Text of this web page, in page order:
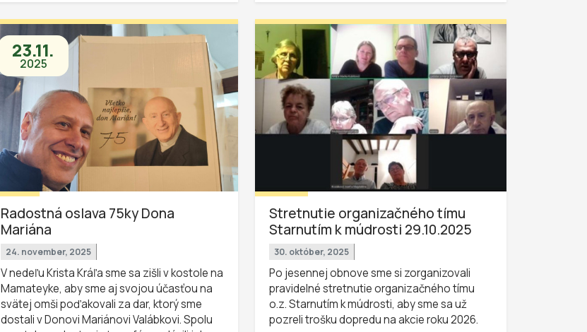
23.11.
2025
Radostná oslava 75ky Dona
Mariána
24. november, 2025
V nedeľu Krista Kráľa sme sa zišli v kostole na
Mamateyke, aby sme aj svojou účasťou na
svätej omši poďakovali za dar, ktorý sme
dostali v Donovi Mariánovi Valábkovi. Spolu
Stretnutie organizačného tímu
Starnutím k múdrosti 29.10.2025
30. október, 2025
Po jesennej obnove sme si zorganizovali
pravidelné stretnutie organizačného tímu
o.z. Starnutím k múdrosti, aby sme sa už
pozreli trošku dopredu na akcie roku 2026.